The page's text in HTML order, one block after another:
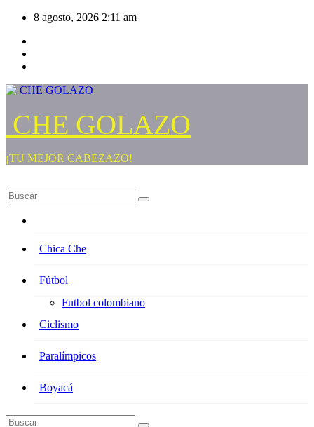
Saltar
contenido
8 agosto, 2026 2:11 am
CHE GOLAZO
¡TU MEJOR CABEZAZO!
Chica Che
Fútbol
Futbol colombiano
Ciclismo
Paralímpicos
Boyacá